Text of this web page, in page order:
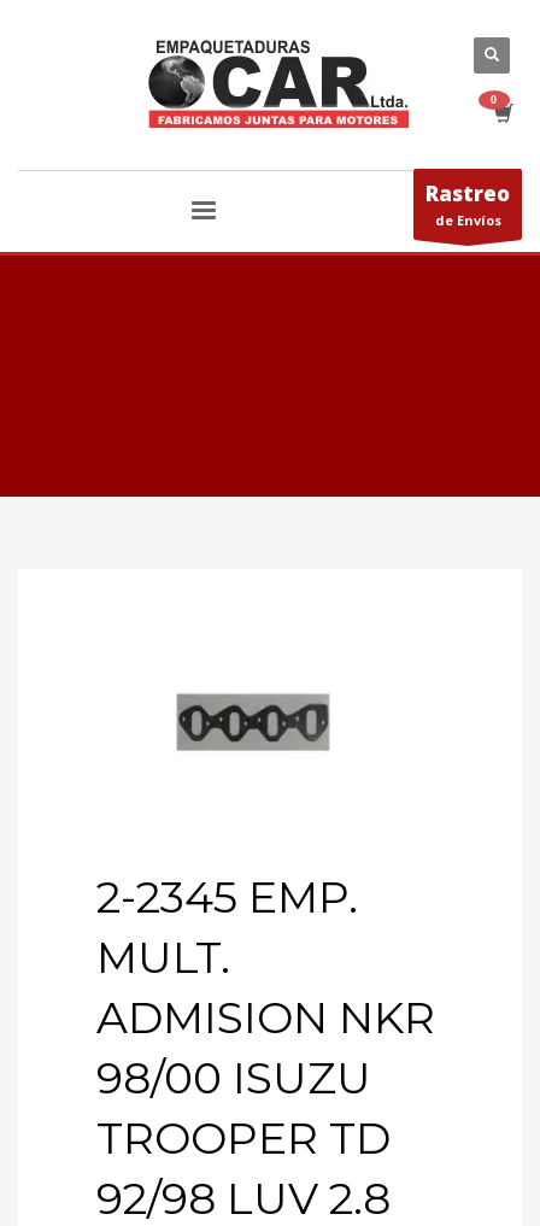
Rastreo
de Envíos
2-2345 EMP.
MULT.
ADMISION NKR
98/00 ISUZU
TROOPER TD
92/98 LUV 2.8